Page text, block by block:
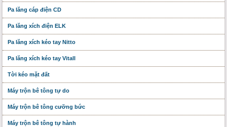
Pa lăng cáp điện CD
Pa lăng xích điện ELK
Pa lăng xích kéo tay Nitto
Pa lăng xích kéo tay Vitall
Tời kéo mặt đất
Máy trộn bê tông tự do
Máy trộn bê tông cưỡng bức
Máy trộn bê tông tự hành